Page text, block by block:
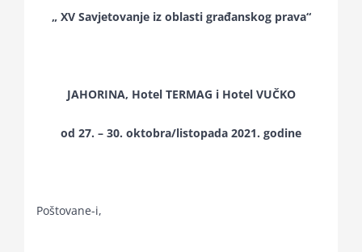
Edukativni materijali
Projekti
„ XV Savjetovanje iz oblasti građanskog prava“
JAHORINA, Hotel TERMAG i Hotel VUČKO
od 27. – 30. oktobra/listopada 2021. godine
Poštovane-i,